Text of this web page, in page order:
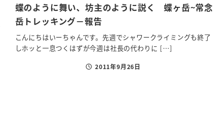
蝶のように舞い、坊主のように説く 蝶ヶ岳~常念
岳トレッキング－報告
こんにちはいーちゃんです。先週でシャワークライミングも終了
しホッと一息つくはずが今週は社長の代わりに […]
投稿日2011年9月26日